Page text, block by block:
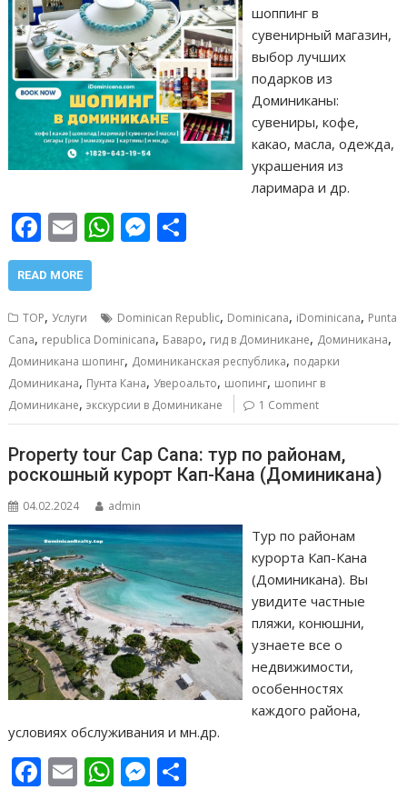
шоппинг в
сувенирный магазин,
выбор лучших
подарков из
Доминиканы:
сувениры, кофе,
какао, масла, одежда,
украшения из
ларимара и др.
F
ac
e
b
o
o
k
E
m
ai
l
W
s
A
p
p
M
e
n
g
er
р
а
в
и
т
ь
READ MORE
TOP,Услуги Dominican Republic, Dominicana, iDominicana, Punta
Cana, republica Dominicana, Баваро, гид в Доминикане, Доминикана,
Доминикана шопинг, Доминиканская республика, подарки
Доминикана, Пунта Кана,Увероальто, шопинг, шопинг в
Доминикане,экскурсии в Доминикане 1 Comment
Property tour Cap Cana: тур по районам,
роскошный курорт Кап-Кана (Доминикана)
04.02.2024 admin
Тур по районам
курорта Кап-Кана
(Доминикана). Вы
увидите частные
пляжи, конюшни,
узнаете все о
недвижимости,
особенностях
каждого района,
условиях обслуживания и мн.др.
F E W M